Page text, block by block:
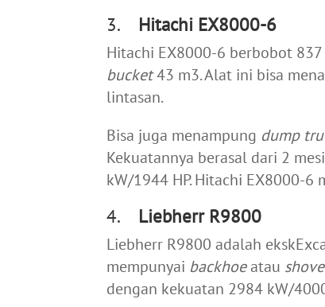
3. Hitachi EX8000-6
Hitachi EX8000-6 berbobot
bucket43 m3. Alat ini bisa
lintasan.
Bisa juga menampung dump
Kekuatannya berasal dari 2
kW/1944 HP. Hitachi EX8000-6
4. Liebherr R9800
Liebherr R9800 adalah
mempunyai backhoeatau
dengan kekuatan 2984 kW/